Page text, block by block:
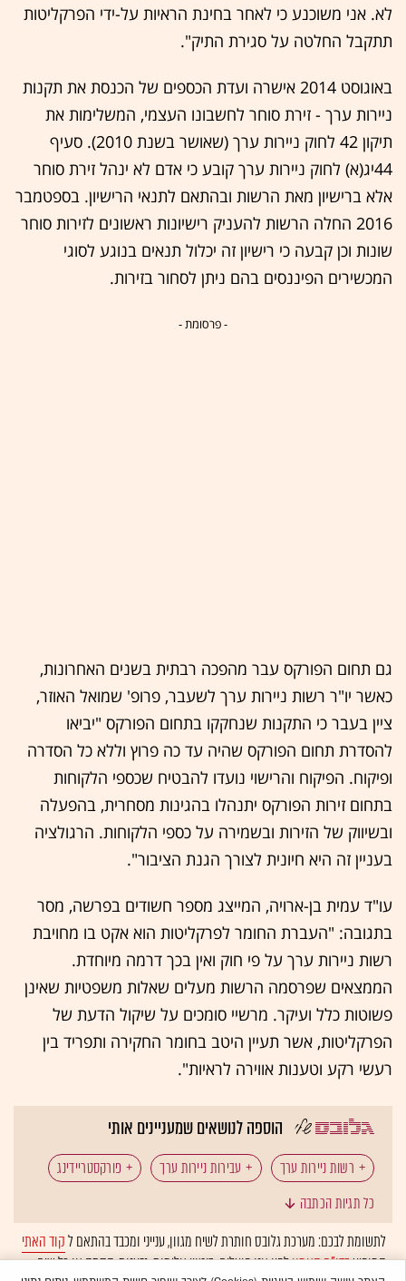
לא. אני משוכנע כי לאחר בחינת הראיות על-ידי הפרקליטות
תתקבל החלטה על סגירת התיק".
באוגוסט 2014 אישרה ועדת הכספים של הכנסת את תקנות
ניירות ערך - זירת סוחר לחשבונו העצמי, המשלימות את
תיקון 42 לחוק ניירות ערך (שאושר בשנת 2010). סעיף
44יג(א) לחוק ניירות ערך קובע כי אדם לא ינהל זירת סוחר
אלא ברישיון מאת הרשות ובהתאם לתנאי הרישיון. בספטמבר
2016 החלה הרשות להעניק רישיונות ראשונים לזירות סוחר
שונות וכן קבעה כי רישיון זה יכלול תנאים בנוגע לסוגי
המכשירים הפיננסים בהם ניתן לסחור בזירות.
- פרסומת -
גם תחום הפורקס עבר מהפכה רבתית בשנים האחרונות,
כאשר יו"ר רשות ניירות ערך לשעבר, פרופ' שמואל האוזר,
ציין בעבר כי התקנות שנחקקו בתחום הפורקס "יביאו
להסדרת תחום הפורקס שהיה עד כה פרוץ וללא כל הסדרה
ופיקוח. הפיקוח והרישוי נועדו להבטיח שכספי הלקוחות
בתחום זירות הפורקס יתנהלו בהגינות מסחרית, בהפעלה
ובשיווק של הזירות ובשמירה על כספי הלקוחות. הרגולציה
בעניין זה היא חיונית לצורך הגנת הציבור".
עו"ד עמית בן-ארויה, המייצג מספר חשודים בפרשה, מסר
בתגובה: "העברת החומר לפרקליטות הוא אקט בו מחויבת
רשות ניירות ערך על פי חוק ואין בכך דרמה מיוחדת.
הממצאים שפרסמה הרשות מעלים שאלות משפטיות שאינן
פשוטות כלל ועיקר. מרשיי סומכים על שיקול הדעת של
הפרקליטות, אשר תעיין היטב בחומר החקירה ותפריד בין
רעשי רקע וטענות אווירה לראיות".
הוספה לנושאים שמעניינים אותי
רשות ניירות ערך עבירות ניירות ערך פורקסטריידינג
אופציות בינאריות
כל תגיות הכתבה
לתשומת לבכם: מערכת גלובס חותרת לשיח מגוון, ענייני ומכבד בהתאם לקוד האתי
המופיעבדו"ח האמוןלפיו אנו פועלים. ביטויי אלימות, גזענות, הסתה או כל שיח